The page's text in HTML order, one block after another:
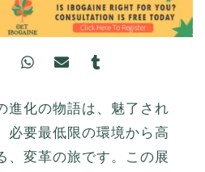
進化の物語は、魅了され
必要最低限の環境から高
、変革の旅です。この展